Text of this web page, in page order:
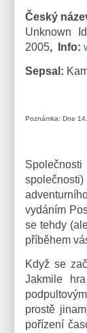
Český
Unknown
2005, Info:
Sepsal:
Poznámka: Dne
vydáním
se tehdy
příběhem
Když se
Jakmile
prostě
pořízení